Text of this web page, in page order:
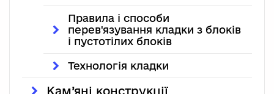
Правила і способи
перев'язування кладки з блоків
і пустотілих блоків
Технологія кладки
Кам’яні конструкції